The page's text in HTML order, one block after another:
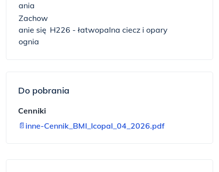
ania
Zachow
anie się
ognia
H226 - łatwopalna ciecz i opary
Do pobrania
Cenniki
📄 inne-Cennik_BMI_Icopal_04_2026.pdf